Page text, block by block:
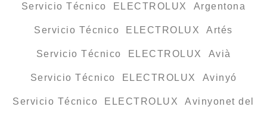
Servicio Técnico ELECTROLUX Argentona
Servicio Técnico ELECTROLUX Artés
Servicio Técnico ELECTROLUX Avià
Servicio Técnico ELECTROLUX Avinyó
Servicio Técnico ELECTROLUX Avinyonet del